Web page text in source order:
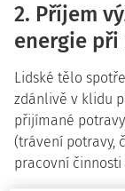
2. Příjem
energie při
Lidské tělo
zdánlivě v klidu
přijímané
(trávení potravy,
pracovní